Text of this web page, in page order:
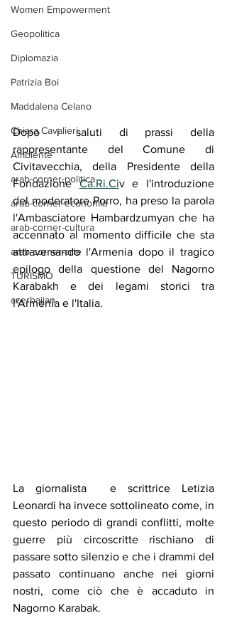
Women Empowerment
Geopolitica
Diplomazia
Patrizia Boi
Maddalena Celano
Chiara Cavalieri
Ambiente
arab-corner-politica
arab-corner-economia
arab-corner-cultura
arab-corner-arte
TURISMO
azerbaijan
Dopo i saluti di prassi della
rappresentante del Comune di
Civitavecchia, della Presidente della
Fondazione Ca.Ri.Civ e l'introduzione
del moderatore Porro, ha preso la parola
l'Ambasciatore Hambardzumyan che ha
accennato al momento difficile che sta
attraversando l'Armenia dopo il tragico
epilogo della questione del Nagorno
Karabakh e dei legami storici tra
l'Armenia e l'Italia.
La giornalista  e scrittrice Letizia
Leonardi ha invece sottolineato come, in
questo periodo di grandi conflitti, molte
guerre più circoscritte rischiano di
passare sotto silenzio e che i drammi del
passato continuano anche nei giorni
nostri, come ciò che è accaduto in
Nagorno Karabak.